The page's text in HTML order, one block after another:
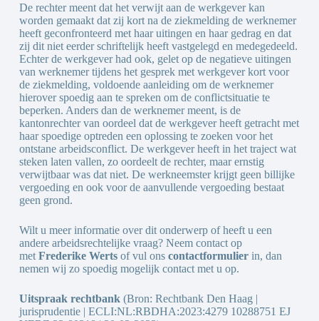
De rechter meent dat het verwijt aan de werkgever kan
worden gemaakt dat zij kort na de ziekmelding de werknemer
heeft geconfronteerd met haar uitingen en haar gedrag en dat
zij dit niet eerder schriftelijk heeft vastgelegd en medegedeeld.
Echter de werkgever had ook, gelet op de negatieve uitingen
van werknemer tijdens het gesprek met werkgever kort voor
de ziekmelding, voldoende aanleiding om de werknemer
hierover spoedig aan te spreken om de conflictsituatie te
beperken. Anders dan de werknemer meent, is de
kantonrechter van oordeel dat de werkgever heeft getracht met
haar spoedige optreden een oplossing te zoeken voor het
ontstane arbeidsconflict. De werkgever heeft in het traject wat
steken laten vallen, zo oordeelt de rechter, maar ernstig
verwijtbaar was dat niet. De werkneemster krijgt geen billijke
vergoeding en ook voor de aanvullende vergoeding bestaat
geen grond.
Wilt u meer informatie over dit onderwerp of heeft u een
andere arbeidsrechtelijke vraag? Neem contact op
met Frederike Wertsof vul ons contactformulierin, dan
nemen wij zo spoedig mogelijk contact met u op.
Uitspraak rechtbank(Bron: Rechtbank Den Haag |
jurisprudentie | ECLI:NL:RBDHA:2023:4279 10288751 EJ